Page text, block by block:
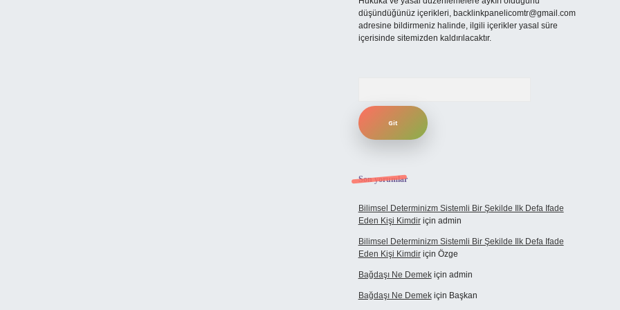
düşündüğünüz içerikleri, backlinkpanelicomtr@gmail.com
adresine bildirmeniz halinde, ilgili içerikler yasal süre
içerisinde sitemizden kaldırılacaktır.
Son yorumlar
Bilimsel Determinizm Sistemli Bir Şekilde Ilk Defa Ifade
Eden Kişi Kimdiriçin admin
Bilimsel Determinizm Sistemli Bir Şekilde Ilk Defa Ifade
Eden Kişi Kimdiriçin Özge
Bağdaşı Ne Demekiçin admin
Bağdaşı Ne Demekiçin Başkan